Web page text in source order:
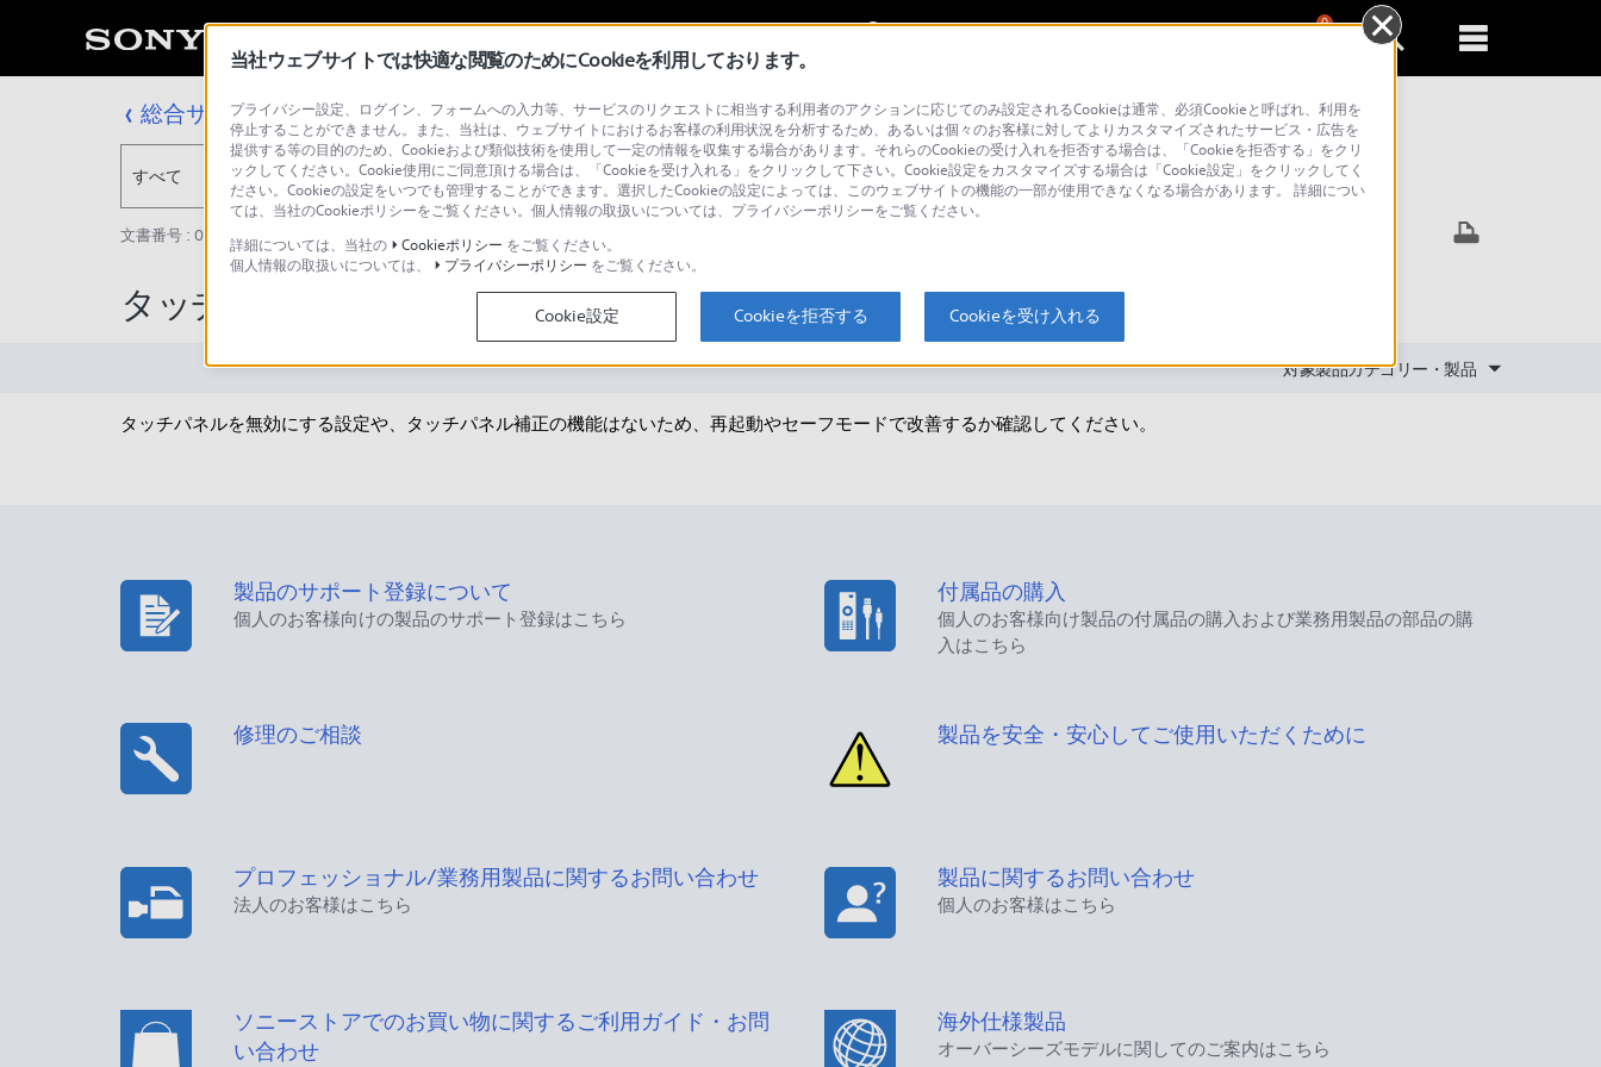
0
総合サポート・お問い合わせ
すべて 検索
文書番号 : 00243477 / 最終更新日 : 2025/03/11
タッチパネルが反応しません。
対象製品カテゴリー・製品
タッチパネルを無効にする設定や、タッチパネル補正の機能はないため、再起動やセーフモードで改善するか確認してください。
製品のサポート登録について
個人のお客様向けの製品のサポート登録はこちら
付属品の購入
個人のお客様向け製品の付属品の購入および業務用製品の部品の購
入はこちら
修理のご相談 製品を安全・安心してご使用いただくために
プロフェッショナル/業務用製品に関するお問い合わせ
法人のお客様はこちら
製品に関するお問い合わせ
個人のお客様はこちら
ソニーストアでのお買い物に関するご利用ガイド・お問
い合わせ
海外仕様製品
オーバーシーズモデルに関してのご案内はこちら
当社ウェブサイトでは快適な閲覧のためにCookieを利用しております。
プライバシー設定、ログイン、フォームへの入力等、サービスのリクエストに相当する利用者のアクションに応じてのみ設定されるCookieは通常、必須Cookieと呼ばれ、利用を
停止することができません。また、当社は、ウェブサイトにおけるお客様の利用状況を分析するため、あるいは個々のお客様に対してよりカスタマイズされたサービス・広告を
提供する等の目的のため、Cookieおよび類似技術を使用して一定の情報を収集する場合があります。それらのCookieの受け入れを拒否する場合は、「Cookieを拒否する」をクリ
ックしてください。Cookie使用にご同意頂ける場合は、「Cookieを受け入れる」をクリックして下さい。Cookie設定をカスタマイズする場合は「Cookie設定」をクリックしてく
ださい。Cookieの設定をいつでも管理することができます。選択したCookieの設定によっては、このウェブサイトの機能の一部が使用できなくなる場合があります。 詳細につい
ては、当社のCookieポリシーをご覧ください。個人情報の取扱いについては、プライバシーポリシーをご覧ください。
詳細については、当社の
Cookieポリシー をご覧ください。
個人情報の取扱いについては、
プライバシーポリシー をご覧ください。
Cookie設定 Cookieを拒否する Cookieを受け入れる